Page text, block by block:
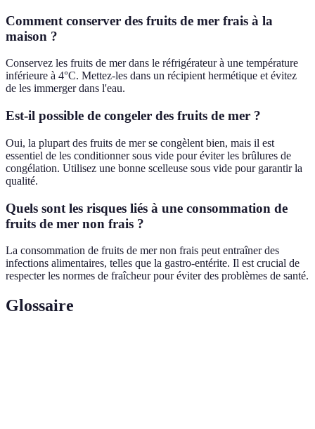
Comment conserver des fruits de mer frais à la
maison ?
Conservez les fruits de mer dans le réfrigérateur à une température
inférieure à 4°C. Mettez-les dans un récipient hermétique et évitez
de les immerger dans l'eau.
Est-il possible de congeler des fruits de mer ?
Oui, la plupart des fruits de mer se congèlent bien, mais il est
essentiel de les conditionner sous vide pour éviter les brûlures de
congélation. Utilisez une bonne scelleuse sous vide pour garantir la
qualité.
Quels sont les risques liés à une consommation de
fruits de mer non frais ?
La consommation de fruits de mer non frais peut entraîner des
infections alimentaires, telles que la gastro-entérite. Il est crucial de
respecter les normes de fraîcheur pour éviter des problèmes de santé.
Glossaire